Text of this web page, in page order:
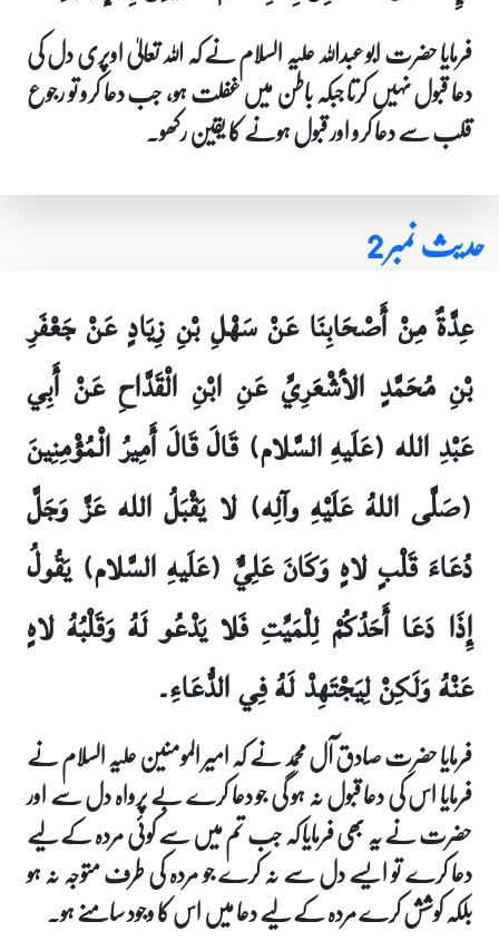
فرمایا حضرت ابو عبداللہ علیہ السلام نے کہ اللہ تعالیٰ اوپری دل کی
دعا قبول نہیں کرتا جبکہ باطن میں غفلت ہو، جب دعا کرو تو رجوع
قلب سے دعا کرو اور قبول ہونے کا یقین رکھو۔
حدیث نمبر 2
عِدَّةٌ مِنْ أَصْحَابِنَا عَنْ سَهْلِ بْنِ زِيَادٍ عَنْ جَعْفَرِ
بْنِ مُحَمَّدٍ الأشْعَرِيِّ عَنِ ابْنِ الْقَدَّاحِ عَنْ أَبِي
عَبْدِ الله (عَلَيهِ السَّلام) قَالَ قَالَ أَمِيرُ الْمُؤْمِنِينَ
(صَلَّى اللهُ عَلَيْهِ وآلِه) لا يَقْبَلُ الله عَزَّ وَجَلَّ
دُعَاءَ قَلْبٍ لاهٍ وَكَانَ عَلِيٌّ (عَلَيهِ السَّلام) يَقُولُ
إِذَا دَعَا أَحَدُكُمْ لِلْمَيِّتِ فَلا يَدْعُو لَهُ وَقَلْبُهُ لاهٍ
عَنْهُ وَلَكِنْ لِيَجْتَهِدْ لَهُ فِي الدُّعَاءِ۔
فرمایا حضرت صادق آل محمد نے کہ امیر المومنین علیہ السلام نے
فرمایا اس کی دعا قبول نہ ہو گی جو دعا کرے بے پرواہ دل سے اور
حضرت نے یہ بھی فرمایا کہ جب تم میں سے کوئی مردہ کے لیے
دعا کرے تو ایسے دل سے نہ کرے جو مردہ کی طرف متوجہ نہ ہو
بلکہ کوشش کرے مردہ کے لیے دعا میں اس کا وجود سامنے ہو۔